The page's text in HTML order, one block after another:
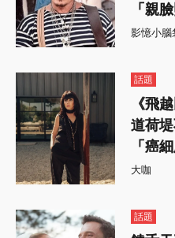
「親
影憶小腦
話題
《飛
道荷
「癌
大咖
話題